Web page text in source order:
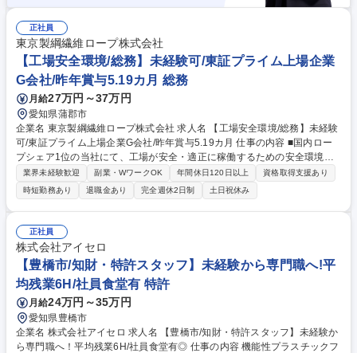
正社員
東京製綱繊維ロープ株式会社
【工場安全環境/総務】未経験可/東証プライム上場企業
G会社/昨年賞与5.19カ月 総務
月給27万円～37万円
愛知県蒲郡市
企業名 東京製綱繊維ロープ株式会社 求人名 【工場安全環境/総務】未経験
可/東証プライム上場企業G会社/昨年賞与5.19カ月 仕事の内容 ■国内ロー
プシェア1位の当社にて、工場が安全・適正に稼働するための安全環境管
理および総務実務をお任せします。 (1)安全環境実務:工場内巡回、安全点
検、ヒヤリハット対応、熱中症対策、化学薬品の表示管理、井戸の管理と
行政報告 (2)産業廃棄物管理:産廃業者との折衝、マニフェスト伝票の管
理・運用 (3)労務・行政対応:労災申請手続き、各種行政への報告書作成、
安全衛生委員会への参加 (4)総務事務:PCを用いた各種資料作成、各種業者
との調整 ※現場業務とデスクワークの比率は3:7です。 募集職種 【工場安
全環境/総務】未経験可/東証プライム上場企業G会社/昨年賞与5.19カ月
業界未経験歓迎 副業・WワークOK 年間休日120日以上
資格取得支援あり
時短勤務あり
退職金あり 完全週休2日制 土日祝休み
正社員
株式会社アイセロ
【豊橋市/知財・特許スタッフ】未経験から専門職へ!平
均残業6H/社員食堂有 特許
月給24万円～35万円
愛知県豊橋市
企業名 株式会社アイセロ 求人名 【豊橋市/知財・特許スタッフ】未経験か
ら専門職へ！平均残業6H/社員食堂有◎ 仕事の内容 機能性プラスチックフ